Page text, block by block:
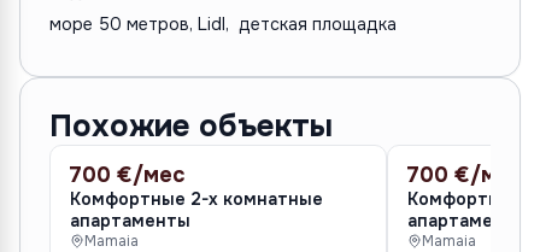
море 50 метров, Lidl, детская площадка
Похожие объекты
АРЕНДА
700 €/мес
Комфортные 2-х комнатные
апартаменты
Mamaia
АРЕНДА
700 €/мес
Комфортные
Mamaia